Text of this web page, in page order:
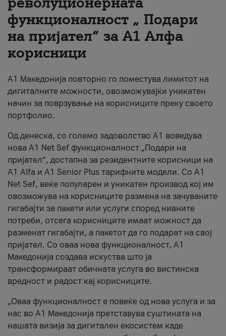
За нас
#ПодобарОнлајн
функционалност „ Подари
на пријател“ за А1 Алфа
корисници
А1 Македонија повторно го поместува лимитот на
дигиталните можности, овозможувајќи уникатен
начин за поврзување на корисниците преку своето
портфолио.
Од денеска, со големо задоволство А1 воведува
нова A1 Net Sef функционалност „Подари на
пријател“, достапна за резидентните корисници на
А1 Alfa и A1 Senior Plus тарифните модели. Со A1
Net Sef, веќе популарен и уникатен производ кој им
овозможува на корисниците размена на зачуваните
гигабајти за пакети или услуги според нивните
потреби, отсега корисниците имаат можност да
разменат гигабајти, а пакетот да го подарат на свој
пријател. Со оваа нова функционалност, А1
Македонија создава искуства што ја
трансформираат обичната услуга во вистинска
вредност и радост кај корисниците.
„Оваа функционалност е повеќе од нова услуга и за
нас во А1 Македонија претставува суштината на
нашата визија за дигитален екосистем каде